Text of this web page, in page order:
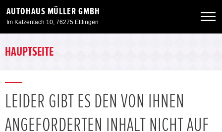
AUTOHAUS MÜLLER GMBH
Im Katzentach 10, 76275 Ettlingen
Neuwagen
Angebote
HAUPTSEITE
LEIDER GIBT ES DEN VON IHNEN
ANGEFORDERTEN INHALT NICHT AUF